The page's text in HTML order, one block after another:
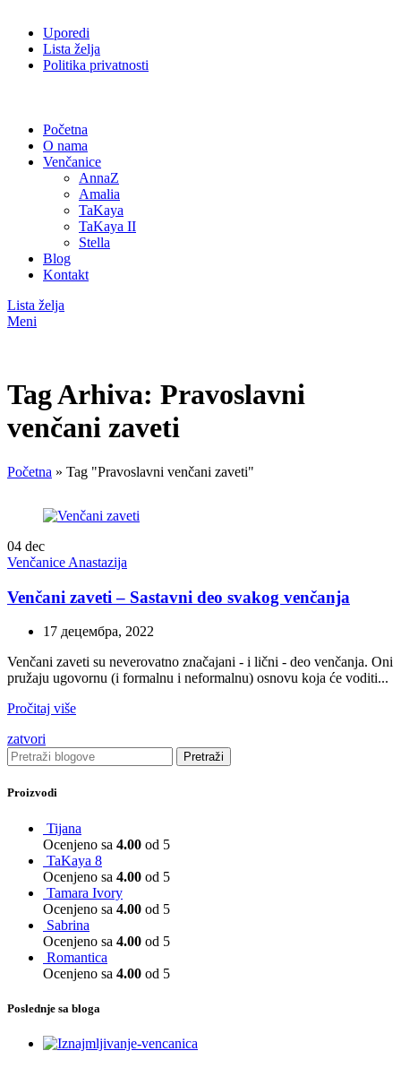
Uporedi
Lista želja
Politika privatnosti
Početna
O nama
Venčanice
AnnaZ
Amalia
TaKaya
TaKaya II
Stella
Blog
Kontakt
Lista želja
Meni
Tag Arhiva: Pravoslavni
venčani zaveti
Početna » Tag "Pravoslavni venčani zaveti"
04 dec
Venčanice Anastazija
Venčani zaveti – Sastavni deo svakog venčanja
17 децембра, 2022
Venčani zaveti su neverovatno značajani - i lični - deo venčanja. Oni
pružaju ugovornu (i formalnu i neformalnu) osnovu koja će voditi...
Pročitaj više
zatvori
Pretraži
Proizvodi
Tijana
Ocenjeno sa 4.00 od 5
TaKaya 8
Ocenjeno sa 4.00 od 5
Tamara Ivory
Ocenjeno sa 4.00 od 5
Sabrina
Ocenjeno sa 4.00 od 5
Romantica
Ocenjeno sa 4.00 od 5
Poslednje sa bloga